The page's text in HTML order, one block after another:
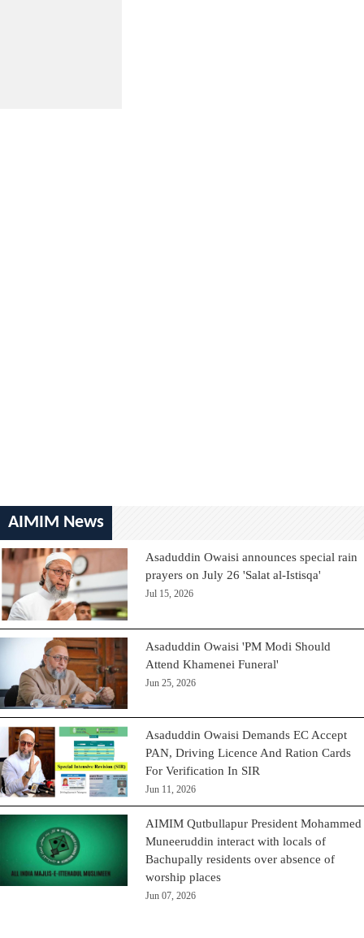
AIMIM News
Asaduddin Owaisi announces special rain
prayers on July 26 'Salat al-Istisqa'
Jul 15, 2026
Asaduddin Owaisi 'PM Modi Should
Attend Khamenei Funeral'
Jun 25, 2026
Asaduddin Owaisi Demands EC Accept
PAN, Driving Licence And Ration Cards
For Verification In SIR
Jun 11, 2026
AIMIM Qutbullapur President Mohammed
Muneeruddin interact with locals of
Bachupally residents over absence of
worship places
Jun 07, 2026